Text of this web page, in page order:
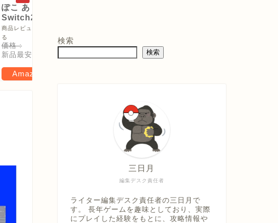
ぽこ あ ポケモン -
Switch2
【Amazon.co.jpオ
リジナル特典】メ
タモン型木製トレ
ー(サイズ約直径
16cm) 同梱 & デジ
タル特典 家具「ひ
商品レビュー・口コミを見
る
価格 :
新品最安値 :
Amazonで見る
価格 :
検索
検索
編集デスク責任者
三日月
ライター編集デスク責任者の三日月で
す。 長年ゲームを趣味としており、実際
にプレイした経験をもとに、攻略情報や